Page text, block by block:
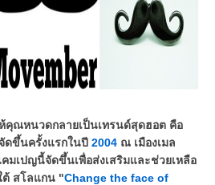
คุณหนวดกลายเป็นเทรนด์สุดฮอต คือ
ดขึ้นครั้งแรกในปี 2004 ณ เมืองเมล
คมเปญนี้จัดขึ้นเพื่อส่งเสริมและช่วยเหลือ
ต้ สโลแกน "Change the face of